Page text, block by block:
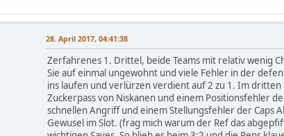
28. April 2017, 04:41:38
Zerfahrenes 1. Drittel, beide Teams mit relativ wenig
Sie auf einmal ungewohnt und viele Fehler in der
ins laufen und verlürzen verdient auf 2 zu 1. Im dritten
Zuckerpass von Niskanen und einem Positionsfehler
schnellen Angriff und einem Stellungsfehler der Caps
Gewusel im Slot. (frag mich warum der Ref das